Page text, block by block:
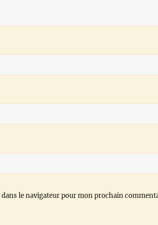
le navigateur pour mon prochain